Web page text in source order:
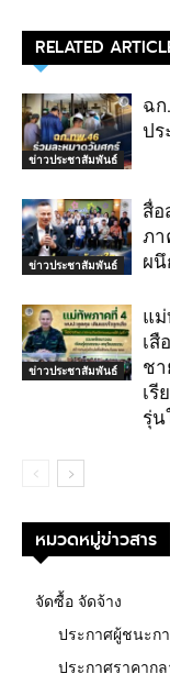
RELATED
ข่าวประชาสัมพันธ์
ฉก
ปร
ข่าวประชาสัมพันธ์
สื่อ
ภา
ผนึ
ข่าวประชาสัมพันธ์
แม่
เสื
ชา
เ
รุ่น
หมวดหมู่ข่าวสาร
จัดซื้อ จัดจ้าง
ประกาศผู้ชนะก
ประกาศราคากล